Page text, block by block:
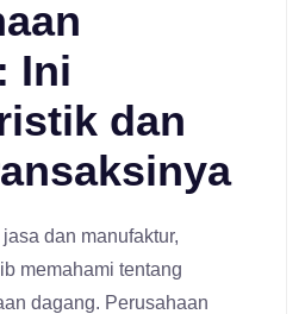
Ini
dan
dan manufaktur,
memahami tentang
dagang. Perusahaan